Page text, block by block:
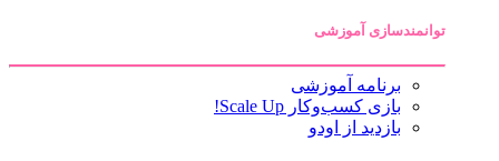
توانمندسازی آموزشی
برنامه آموزشی
بازی کسب‌وکار Scale Up!
بازدید از اودو